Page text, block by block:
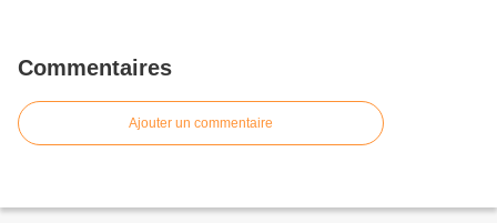
Commentaires
Ajouter un commentaire